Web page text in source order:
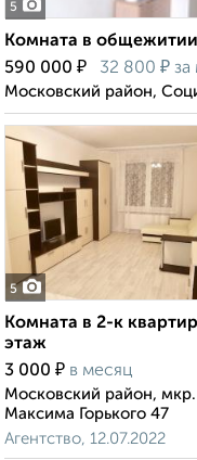
5
Комната в
590 000 ₽ 32 800 ₽ за
Московский район,
5
Комната в 2-к
этаж
3 000 ₽ в месяц
Московский район,
Максима Горького 47
Агентство, 12.07.2022